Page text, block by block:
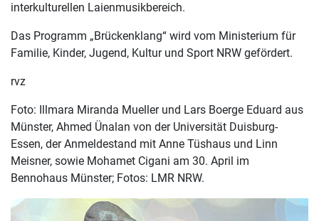
interkulturellen Laienmusikbereich.
Das Programm „Brückenklang“ wird vom Ministerium für
Familie, Kinder, Jugend, Kultur und Sport NRW gefördert.
rvz
Foto: Illmara Miranda Mueller und Lars Boerge Eduard aus
Münster, Ahmed Ünalan von der Universität Duisburg-
Essen, der Anmeldestand mit Anne Tüshaus und Linn
Meisner, sowie Mohamet Cigani am 30. April im
Bennohaus Münster; Fotos: LMR NRW.